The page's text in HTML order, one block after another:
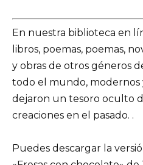
En nuestra biblioteca en
libros, poemas, poemas,
y obras de otros géneros
todo el mundo, modernos
dejaron un tesoro oculto
creaciones en el pasado. .
Puedes descargar la